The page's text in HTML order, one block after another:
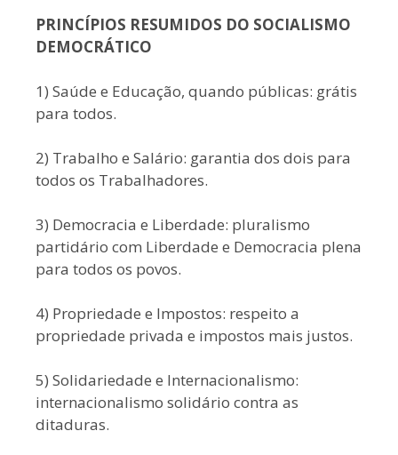
PRINCÍPIOS RESUMIDOS DO SOCIALISMO
DEMOCRÁTICO
1) Saúde e Educação, quando públicas: grátis
para todos.
2) Trabalho e Salário: garantia dos dois para
todos os Trabalhadores.
3) Democracia e Liberdade: pluralismo
partidário com Liberdade e Democracia plena
para todos os povos.
4) Propriedade e Impostos: respeito a
propriedade privada e impostos mais justos.
5) Solidariedade e Internacionalismo:
internacionalismo solidário contra as
ditaduras.